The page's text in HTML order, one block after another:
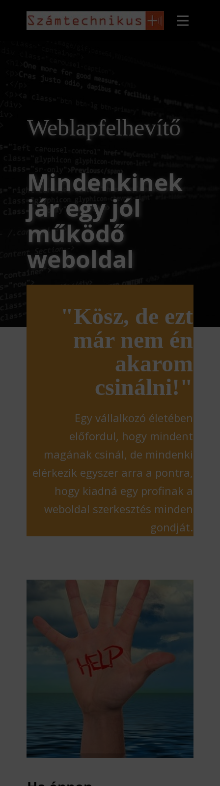
Weblapfelhevítő
Mindenkinek
jár egy jól
működő
weboldal
"Kösz, de ezt
már nem én
akarom
csinálni!"
Egy vállalkozó életében
előfordul, hogy mindent
magának csinál, de mindenki
elérkezik egyszer arra a pontra,
hogy kiadná egy profinak a
weboldal szerkesztés minden
gondját.